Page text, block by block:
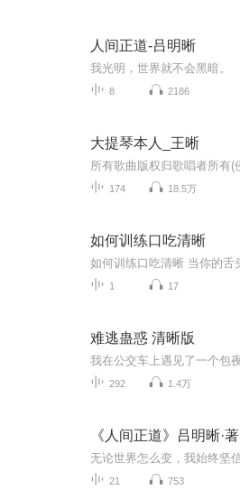
人间正道-吕明晰
我光明，世界就不会黑暗。
8 2186
大提琴本人_王晰
174 18.5万
如何训练口吃清晰
1 17
难逃蛊惑 清晰版
292 1.4万
《人间正道》吕明晰·著
21 753